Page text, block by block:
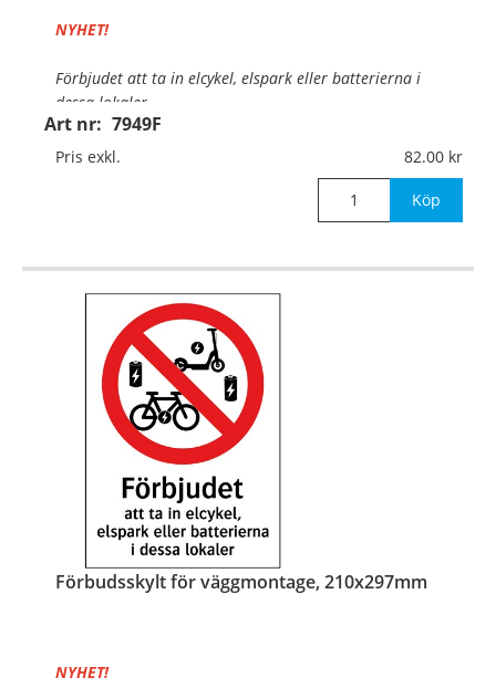
Art nr: 7949F
NYHET!
Förbjudet att ta in elcykel, elspark eller batterierna i
dessa lokaler.
Material:
Pris exkl. 82.00
Köp
Förbudsskylt för väggmontage, 210x297mm
NYHET!